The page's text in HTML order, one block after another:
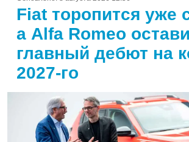
Fiat торопится уже
а Alfa Romeo
главный дебют на
2027-го